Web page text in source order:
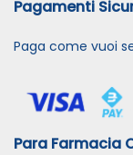
Pagamenti
Paga come vuoi
Para Farmacia